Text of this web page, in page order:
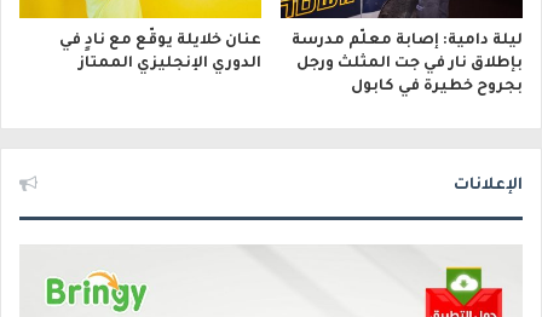
ليلة دامية: إصابة معلّم مدرسة
بإطلاق نار في جت المثلث ورجل
بجروح خطيرة في كابول
عنان خلايلة يوقّع مع نادٍ في
الدوري الإنجليزي الممتاز
الإعلانات